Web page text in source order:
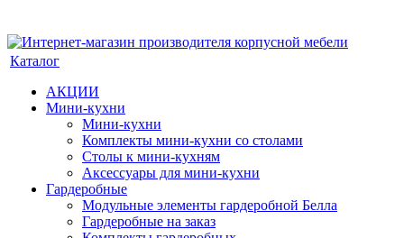
Каталог
АКЦИИ
Мини-кухни
Мини-кухни
Комплекты мини-кухни со столами
Столы к мини-кухням
Аксессуары для мини-кухни
Гардеробные
Модульные элементы гардеробной Белла
Гардеробные на заказ